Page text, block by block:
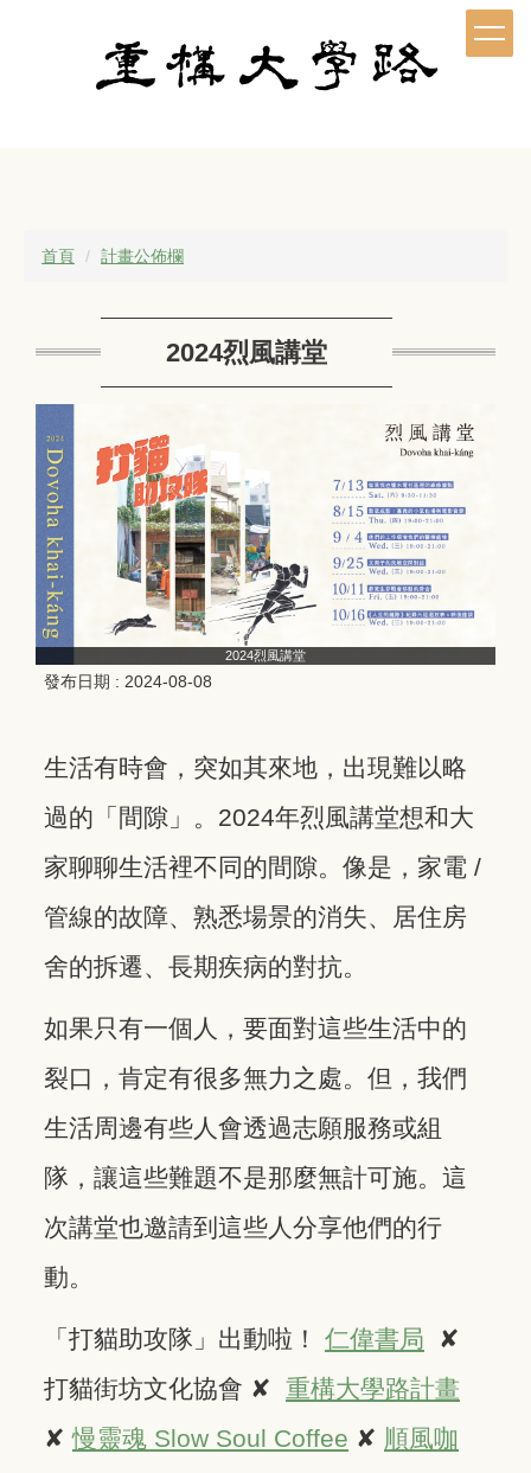
首頁 計畫公佈欄
2024烈風講堂
2024烈風講堂
發布日期 : 2024-08-08
生活有時會，突如其來地，出現難以略
過的「間隙」。2024年烈風講堂想和大
家聊聊生活裡不同的間隙。像是，家電 /
管線的故障、熟悉場景的消失、居住房
舍的拆遷、長期疾病的對抗。
如果只有一個人，要面對這些生活中的
裂口，肯定有很多無力之處。但，我們
生活周邊有些人會透過志願服務或組
隊，讓這些難題不是那麼無計可施。這
次講堂也邀請到這些人分享他們的行
動。
「打貓助攻隊」出動啦！ 仁偉書局 ​ ✘ ​
打貓街坊文化協會 ✘ ​ 重構大學路計畫
✘慢靈魂 Slow Soul Coffee ✘ 順風咖